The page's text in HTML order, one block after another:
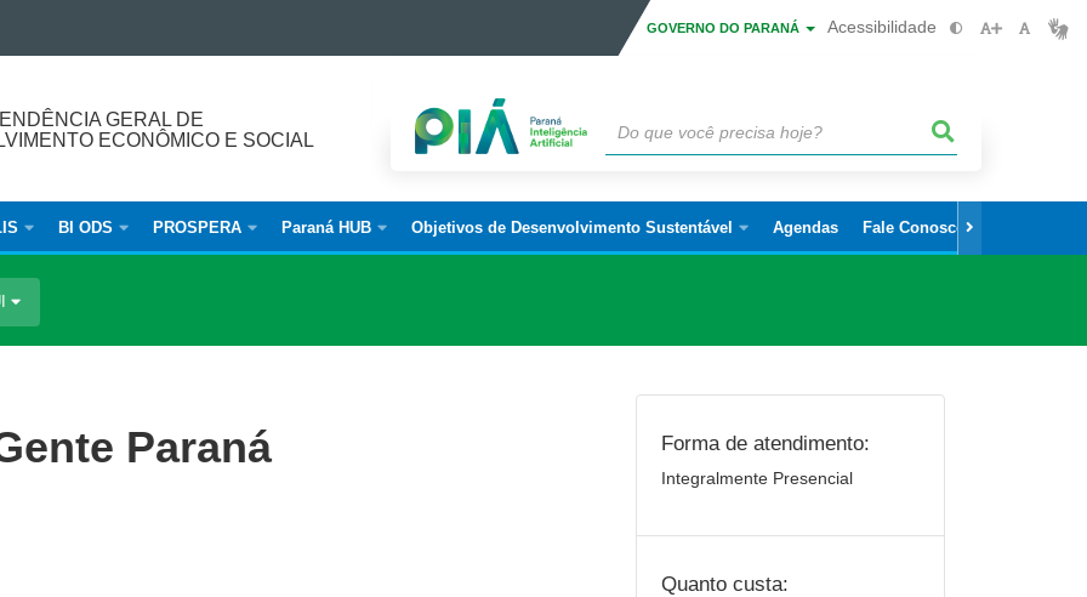
GOVERNO DO PARANÁ Acessibilidade
GERAL DE
ECONÔMICO E SOCIAL
BI ODS PROSPERA Paraná HUB Objetivos de Desenvolvimento Sustentável Agendas Fale Conosco
Paraná Forma de atendimento:
Integralmente Presencial
Quanto custa: